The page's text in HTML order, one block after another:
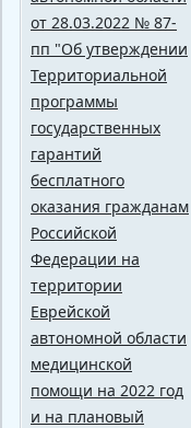
от 28.03.2022 № 87-
пп "Об утверждении
Территориальной
программы
государственных
гарантий
бесплатного
оказания гражданам
Российской
Федерации на
территории
Еврейской
автономной области
медицинской
помощи на 2022 год
и на плановый